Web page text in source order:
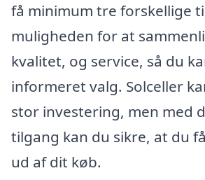
få minimum tre forskellige
muligheden for at
kvalitet, og service, så du
informeret valg. Solceller
stor investering, men med
tilgang kan du sikre, at du
ud af dit køb.